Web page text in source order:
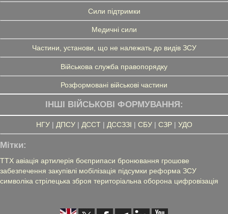
Сили підтримки
Медичні сили
Частини, установи, що не належать до видів ЗСУ
Військова служба правопорядку
Розформовані військові частини
ІНШІ ВІЙСЬКОВІ ФОРМУВАННЯ:
НГУ| ДПСУ| ДССТ| ДССЗЗІ | СБУ| СЗР| УДО
Мітки:
ТТХ авіація артилерія боєприпаси бронювання грошове
забезпечення закупівлі мобілізація підсумки реформа ЗСУ
символіка стрілецька зброя територіальна оборона цифровізація